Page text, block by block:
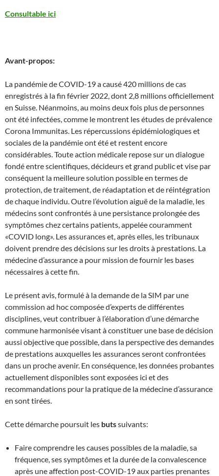
Consultable ici
Avant-propos:
La pandémie de COVID-19 a causé 420 millions de cas
enregistrés à la fin février 2022, dont 2,8 millions officiellement
en Suisse. Néanmoins, au moins deux fois plus de personnes
ont été infectées, comme le montrent les études de prévalence
Corona Immunitas. Les répercussions épidémiologiques et
sociales de la pandémie ont été et restent encore
considérables. Toute action médicale repose sur un dialogue
fondé entre scientifiques, décideurs et grand public et vise par
conséquent la meilleure solution possible en termes de
protection, de traitement, de réadaptation et de réintégration
de chaque individu. Outre l’évolution aiguë de la maladie, les
médecins sont confrontés à une persistance prolongée des
symptômes chez certains patients, appelée couramment
«COVID long». Les assurances et, après elles, les tribunaux
doivent prendre des décisions sur les droits à prestations. La
médecine d’assurance a pour mission de fournir les bases
nécessaires à cette fin.
Le présent avis, formulé à la demande de la SIM par une
commission ad hoc composée d’experts de différentes
disciplines, veut contribuer à l’élaboration d’une démarche
commune harmonisée visant à constituer une base de décision
aussi objective que possible, dans la perspective des demandes
de prestations auxquelles les assurances seront confrontées
dans un proche avenir. En conséquence, les données probantes
actuellement disponibles sont exposées ici et des
recommandations pour la pratique de la médecine d’assurance
en sont tirées.
Cette démarche poursuit les butssuivants:
Faire comprendre les causes possibles de la maladie, sa
fréquence, ses symptômes et la durée de la convalescence
après une affection post-COVID-19 aux parties prenantes